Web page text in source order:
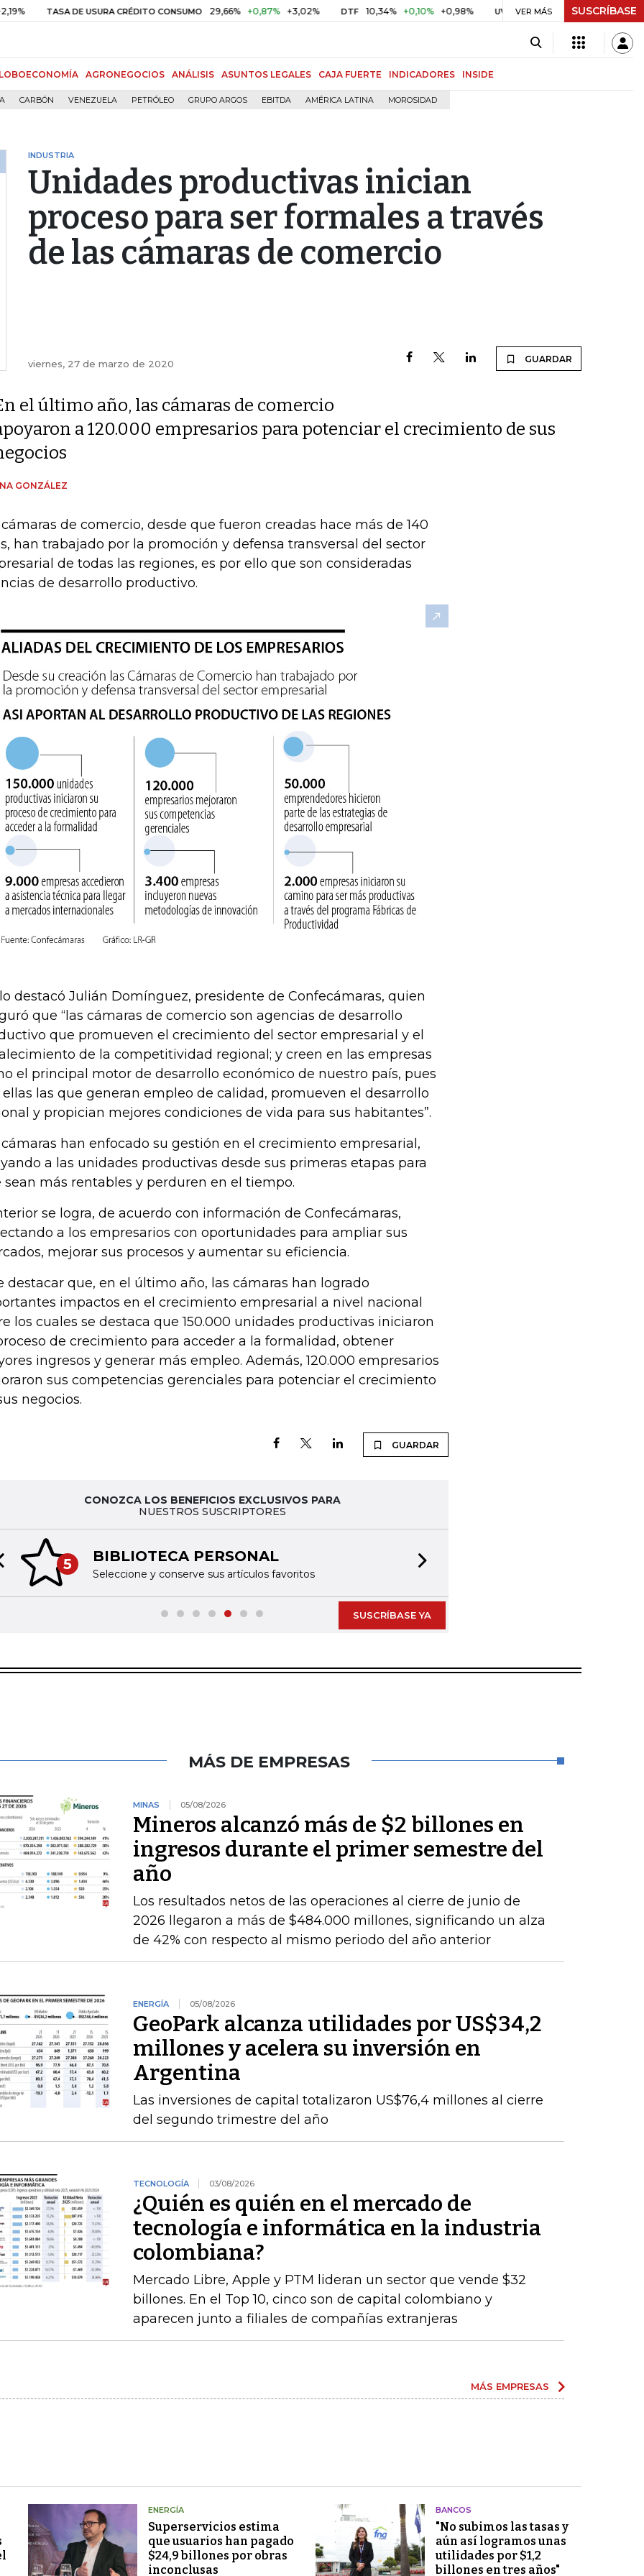
TASA DE USURA CRÉDITO CONSUMO 29,66% +0,87% +3,02% DTF 10,34% +0,10% +0,98% UVR $ 416,86 +$ 0,05 +0,01%
VER MÁS SUSCRÍBASE
AGRONEGOCIOS ANÁLISIS ASUNTOS LEGALES CAJA FUERTE INDICADORES INSIDE
CARBÓN VENEZUELA PETRÓLEO GRUPO ARGOS EBITDA AMÉRICA LATINA MOROSIDAD
INDUSTRIA
Unidades productivas inician
proceso para ser formales a través
de las cámaras de comercio
viernes, 27 de marzo de 2020 GUARDAR
el último año, las cámaras de comercio
a 120.000 empresarios para potenciar el crecimiento de sus
GONZÁLEZ
cámaras de comercio, desde que fueron creadas hace más de 140
han trabajado por la promoción y defensa transversal del sector
de todas las regiones, es por ello que son consideradas
de desarrollo productivo.
destacó Julián Domínguez, presidente de Confecámaras, quien
que “las cámaras de comercio son agencias de desarrollo
que promueven el crecimiento del sector empresarial y el
de la competitividad regional; y creen en las empresas
el principal motor de desarrollo económico de nuestro país, pues
ellas las que generan empleo de calidad, promueven el desarrollo
y propician mejores condiciones de vida para sus habitantes”.
cámaras han enfocado su gestión en el crecimiento empresarial,
a las unidades productivas desde sus primeras etapas para
sean más rentables y perduren en el tiempo.
se logra, de acuerdo con información de Confecámaras,
a los empresarios con oportunidades para ampliar sus
mejorar sus procesos y aumentar su eficiencia.
destacar que, en el último año, las cámaras han logrado
impactos en el crecimiento empresarial a nivel nacional
los cuales se destaca que 150.000 unidades productivas iniciaron
de crecimiento para acceder a la formalidad, obtener
ingresos y generar más empleo. Además, 120.000 empresarios
sus competencias gerenciales para potenciar el crecimiento
negocios.
GUARDAR
CONOZCA LOS BENEFICIOS EXCLUSIVOS PARA
NUESTROS SUSCRIPTORES
5 BIBLIOTECA PERSONAL
Seleccione y conserve sus artículos favoritos
Previous slide
SUSCRÍBASE YA
MÁS DE EMPRESAS
MINAS 05/08/2026
Mineros alcanzó más de $2 billones en
ingresos durante el primer semestre del
año
Los resultados netos de las operaciones al cierre de junio de
2026 llegaron a más de $484.000 millones, significando un alza
de 42% con respecto al mismo periodo del año anterior
ENERGÍA 05/08/2026
GeoPark alcanza utilidades por US$34,2
millones y acelera su inversión en
Argentina
Las inversiones de capital totalizaron US$76,4 millones al cierre
del segundo trimestre del año
TECNOLOGÍA 03/08/2026
¿Quién es quién en el mercado de
tecnología e informática en la industria
colombiana?
Mercado Libre, Apple y PTM lideran un sector que vende $32
billones. En el Top 10, cinco son de capital colombiano y
aparecen junto a filiales de compañías extranjeras
MÁS EMPRESAS
ENERGÍA
Superservicios estima
que usuarios han pagado
$24,9 billones por obras
inconclusas
BANCOS
"No subimos las tasas y
aún así logramos unas
utilidades por $1,2
billones en tres años"